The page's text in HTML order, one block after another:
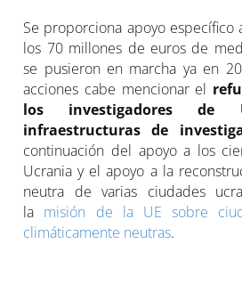
Se proporciona apoyo específico
los 70 millones de euros de
se pusieron en marcha ya en
acciones cabe mencionar el
los investigadores
infraestructuras de
continuación del apoyo a los
Ucrania y el apoyo a la
neutra de varias ciudades
la misión de la UE sobre
climáticamente neutras.